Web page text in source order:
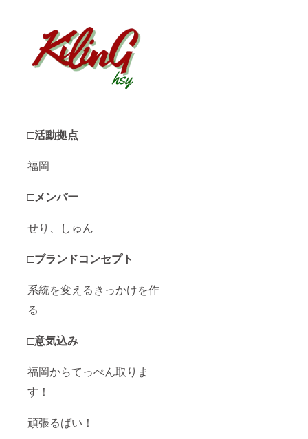
□活動拠点
福岡
□メンバー
せり、しゅん
□ブランドコンセプト
系統を変えるきっかけを作
る
□意気込み
福岡からてっぺん取りま
す！
頑張るばい！